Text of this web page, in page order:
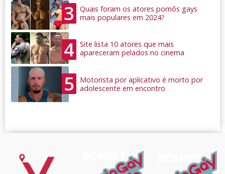
3
Quais foram os atores pornôs gays
mais populares em 2024?
4
Site lista 10 atores que mais
apareceram pelados no cinema
5
Motorista por aplicativo é morto por
adolescente em encontro